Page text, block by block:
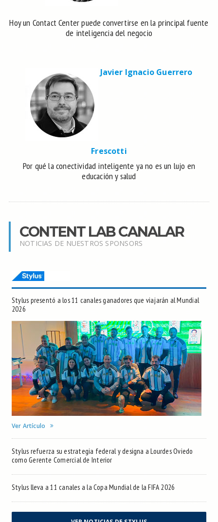
Hoy un Contact Center puede convertirse en la principal fuente
de inteligencia del negocio
Javier Ignacio Guerrero
Frescotti
Por qué la conectividad inteligente ya no es un lujo en
educación y salud
CONTENT LAB CANALAR
NOTICIAS DE NUESTROS SPONSORS
Stylus presentó a los 11 canales ganadores que viajarán al Mundial
2026
Ver Artículo
Stylus refuerza su estrategia federal y designa a Lourdes Oviedo
como Gerente Comercial de Interior
Stylus lleva a 11 canales a la Copa Mundial de la FIFA 2026